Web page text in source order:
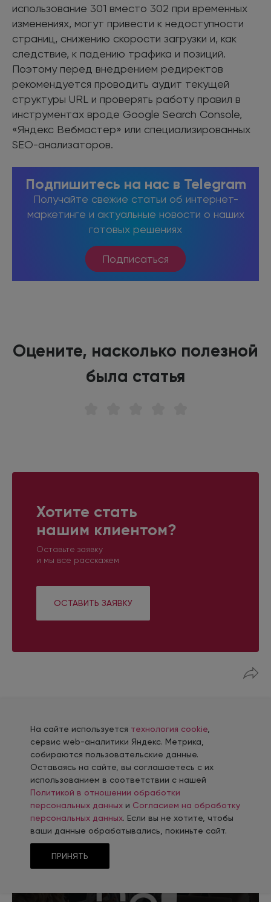
использование 301 вместо 302 при временных
изменениях, могут привести к недоступности
страниц, снижению скорости загрузки и, как
следствие, к падению трафика и позиций.
Поэтому перед внедрением редиректов
рекомендуется проводить аудит текущей
структуры URL и проверять работу правил в
инструментах вроде Google Search Console,
«Яндекс Вебмастер» или специализированных
SEO-анализаторов.
Подпишитесь на нас в Telegram
Получайте свежие статьи об интернет-
маркетинге и актуальные новости о наших
готовых решениях
Подписаться
Оцените, насколько полезной
была статья
Хотите стать
нашим клиентом?
Оставьте заявку
и мы все расскажем
ОСТАВИТЬ ЗАЯВКУ
Портфолио работкомпании
INTEC
На сайте используется технология cookie
сервис web-аналитики Яндекс. Метрика,
собираются пользовательские данные.
Оставаясь на сайте, вы соглашаетесь с их
использованием в соответствии с нашей
Политикой в отношении обработки
персональных данных и Согласием на обработку
персональных данных. Если вы не хотите, чтобы
ваши данные обрабатывались, покиньте сайт.
ПРИНЯТЬ